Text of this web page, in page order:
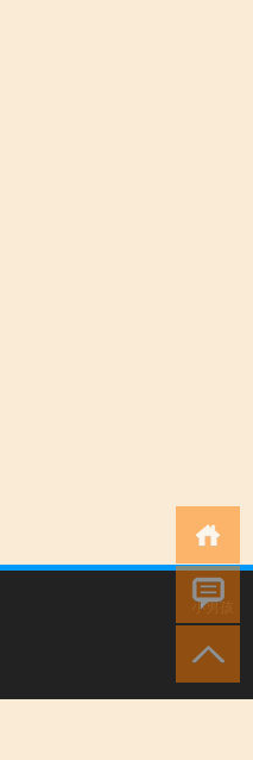
小男孩